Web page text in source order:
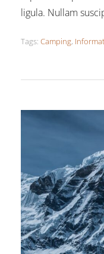
ligula. Nullam
Tags: Camping,